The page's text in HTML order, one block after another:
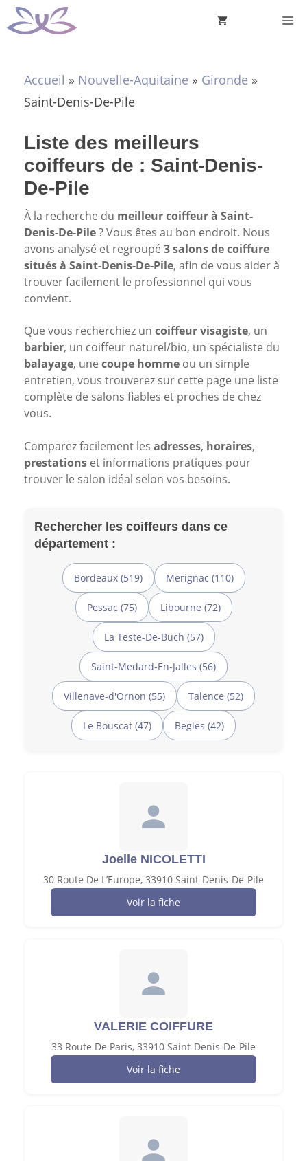
Aller
au
Accueil » Nouvelle-Aquitaine » Gironde »
Saint-Denis-De-Pile
Liste des meilleurs
coiffeurs de : Saint-Denis-
De-Pile
À la recherche du meilleur coiffeur à Saint-
Denis-De-Pile? Vous êtes au bon endroit. Nous
avons analysé et regroupé 3 salons de coiffure
situés à Saint-Denis-De-Pile, afin de vous aider à
trouver facilement le professionnel qui vous
convient.
Que vous recherchiez un coiffeur visagiste, un
barbier, un coiffeur naturel/bio, un spécialiste du
balayage, une coupe homme ou un simple
entretien, vous trouverez sur cette page une liste
complète de salons fiables et proches de chez
vous.
Comparez facilement les adresses, horaires,
prestations et informations pratiques pour
trouver le salon idéal selon vos besoins.
Rechercher les coiffeurs dans ce
département :
Bordeaux (519) Merignac (110)
Pessac (75) Libourne (72)
La Teste-De-Buch (57)
Saint-Medard-En-Jalles (56)
Villenave-d'Ornon (55) Talence (52)
Le Bouscat (47) Begles (42)
Joelle NICOLETTI
30 Route De L’Europe, 33910 Saint-Denis-De-Pile
Voir la fiche
VALERIE COIFFURE
33 Route De Paris, 33910 Saint-Denis-De-Pile
Voir la fiche